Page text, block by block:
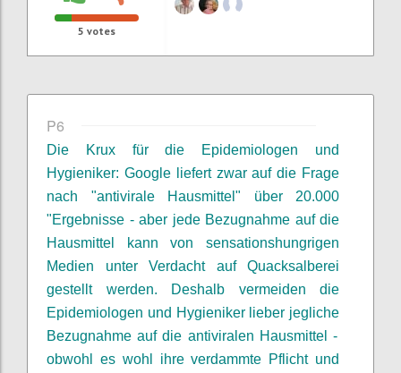
5 votes
P6
Die Kruxfür die Epidemiologen und
Hygieniker: Google liefert zwar auf die Frage
nach "antivirale Hausmittel" über 20.000
"Ergebnisse - aber jede Bezugnahme auf die
Hausmittel kann von sensationshungrigen
Medien unter Verdacht auf Quacksalberei
gestellt werden. Deshalb vermeiden die
Epidemiologen und Hygieniker lieber jegliche
Bezugnahme auf die antiviralen Hausmittel -
obwohl es wohl
ihre verdammte Pflicht und